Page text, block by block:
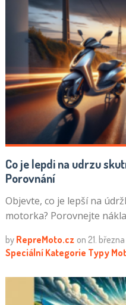
Co je lepdi na udrzu
Porovnání
Objevte, co je lepší na
motorka? Porovnejte
by RepreMoto.cz on 21.
Speciální Kategorie Typy